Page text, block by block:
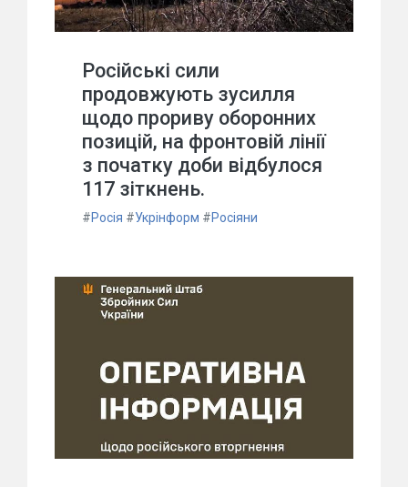
Російські сили
продовжують зусилля
щодо прориву оборонних
позицій, на фронтовій лінії
з початку доби відбулося
117 зіткнень.
#Росія #Укрінформ #Росіяни